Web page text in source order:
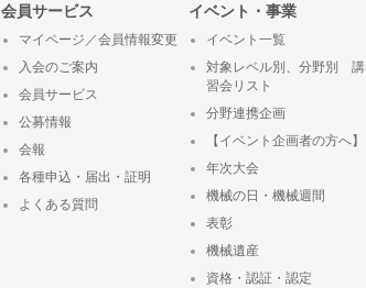
会員サービス
マイページ／会員情報変更
入会のご案内
会員サービス
公募情報
会報
各種申込・届出・証明
よくある質問
イベント・事業
イベント一覧
対象レベル別、分野別 講
習会リスト
分野連携企画
【イベント企画者の方へ】
年次大会
機械の日・機械週間
表彰
機械遺産
資格・認証・認定